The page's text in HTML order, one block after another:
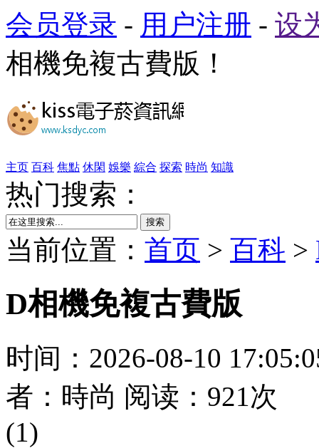
会员登录 - 用户注册 - 设
相機免複古費版！
主页 百科 焦點 休閑 娛樂 綜合 探索 時尚 知識
热门搜索：
搜索
当前位置： 首页 > 百科 >
D相機免複古費版
时间：2026-08-10
者：時尚 阅读：921次
(1)